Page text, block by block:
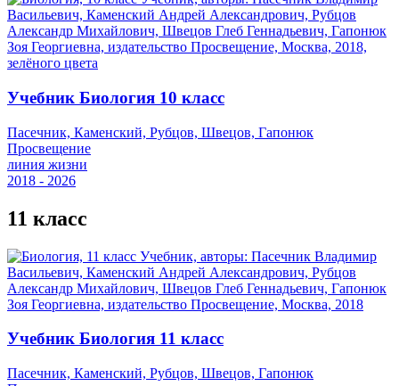
Учебник Биология 10 класс
Пасечник, Каменский, Рубцов, Швецов, Гапонюк
Просвещение
линия жизни
2018 - 2026
11 класс
Учебник Биология 11 класс
Пасечник, Каменский, Рубцов, Швецов, Гапонюк